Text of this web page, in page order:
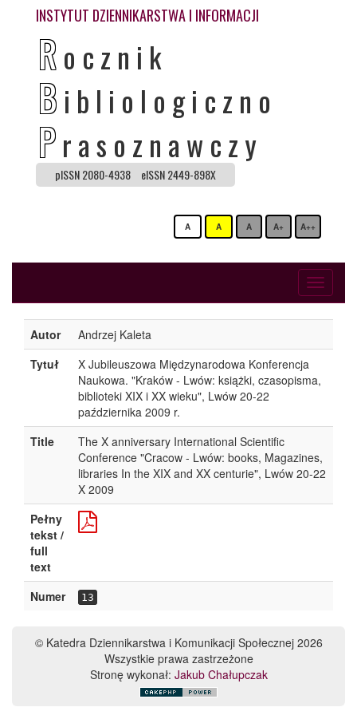
INSTYTUT DZIENNIKARSTWA I INFORMACJI
Rocznik
B ibliologiczno
Prasoznawczy
pISSN 2080-4938 eISSN 2449-898X
A A A A+ A++
Toggle
Autor
Andrzej Kaleta
Tytuł
X Jubileuszowa Międzynarodowa Konferencja
Naukowa. "Kraków - Lwów: książki, czasopisma,
biblioteki XIX i XX wieku", Lwów 20-22
października 2009 r.
Title
The X anniversary International Scientific
Conference "Cracow - Lwów: books, Magazines,
libraries In the XIX and XX centurie", Lwów 20-22
X 2009
Pełny
tekst /
full
text
Numer
13
© Katedra Dziennikarstwa i Komunikacji Społecznej 2026
Wszystkie prawa zastrzeżone
Stronę wykonał: Jakub Chałupczak